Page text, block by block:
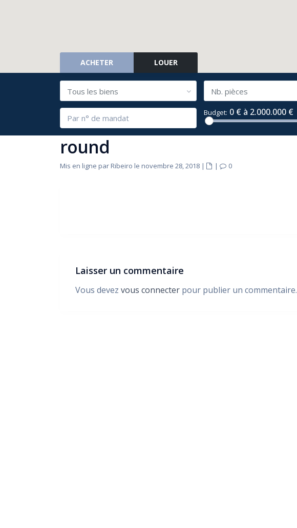
ACHETER LOUER
Tous les biens Nb. pièces
Budget: 0 € à 2.000.000 €
round
Mis en ligne par Ribeiro le novembre 28, 2018 | | 0
Laisser un commentaire
Vous devez vous connecter pour publier un commentaire.